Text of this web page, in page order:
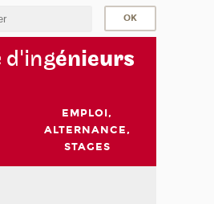
d'ingénieurs
EMPLOI,
ALTERNANCE,
STAGES